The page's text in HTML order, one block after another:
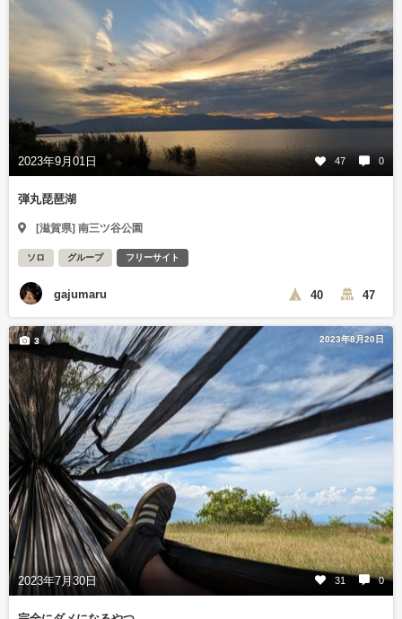
2023年9月01日 47 0
弾丸琵琶湖
[滋賀県] 南三ツ谷公園
ソロ グループ フリーサイト
gajumaru 40 47
2023年8月20日
2023年7月30日 31 0
3